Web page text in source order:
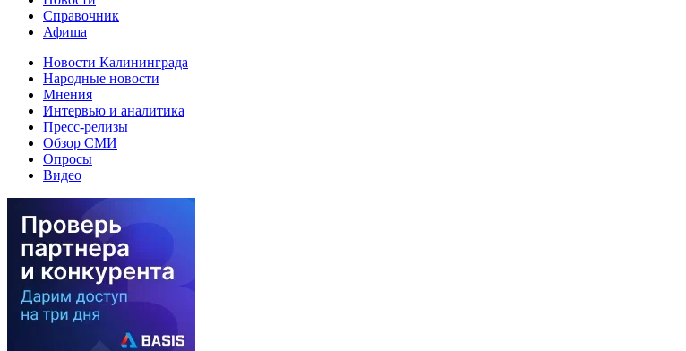
Справочник
Афиша
Новости Калининграда
Народные новости
Мнения
Интервью и аналитика
Пресс-релизы
Обзор СМИ
Опросы
Видео